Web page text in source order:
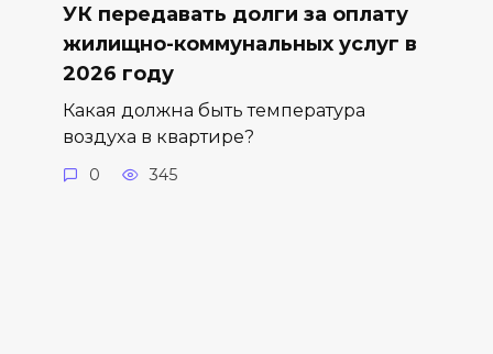
УК передавать долги за оплату
жилищно-коммунальных услуг в
2026 году
Какая должна быть температура
воздуха в квартире?
0 345